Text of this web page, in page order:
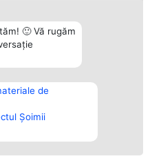
🙂 Vă rugăm
de
Șoimii
Contact